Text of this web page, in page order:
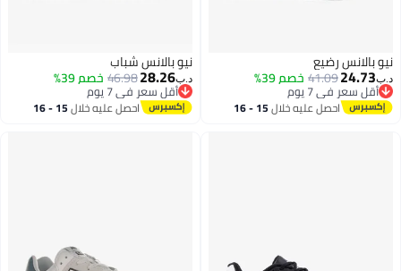
نيو بالانس رضيع
د.ب‏24.73
41.09خصم 39%
أقل سعر في 7 يوم
أقل سعر في 7 يوماحصل عليه خلال 15 - 16
اغسطس
نيو بالانس شباب
د.ب‏28.26
46.98خصم 39%
أقل سعر في 7 يوم
أقل سعر في 7 يوماحصل عليه خلال 15 - 16
اغسطس